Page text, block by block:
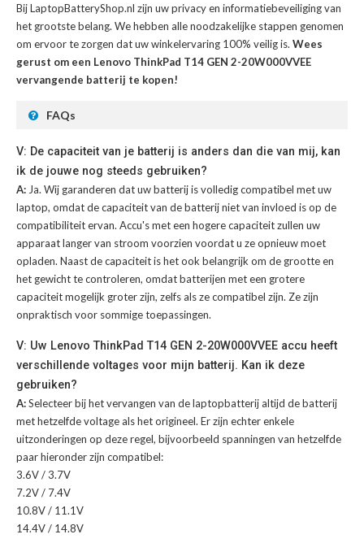
Bij LaptopBatteryShop.nl zijn uw privacy en informatiebeveiliging van
het grootste belang. We hebben alle noodzakelijke stappen genomen
om ervoor te zorgen dat uw winkelervaring 100% veilig is. Wees
gerust om een Lenovo ThinkPad T14 GEN 2-20W000VVEE
vervangende batterij te kopen!
FAQs
V: De capaciteit van je batterij is anders dan die van mij, kan
ik de jouwe nog steeds gebruiken?
A: Ja. Wij garanderen dat uw batterij is volledig compatibel met uw
laptop, omdat de capaciteit van de batterij niet van invloed is op de
compatibiliteit ervan. Accu's met een hogere capaciteit zullen uw
apparaat langer van stroom voorzien voordat u ze opnieuw moet
opladen. Naast de capaciteit is het ook belangrijk om de grootte en
het gewicht te controleren, omdat batterijen met een grotere
capaciteit mogelijk groter zijn, zelfs als ze compatibel zijn. Ze zijn
onpraktisch voor sommige toepassingen.
V: Uw Lenovo ThinkPad T14 GEN 2-20W000VVEE accu heeft
verschillende voltages voor mijn batterij. Kan ik deze
gebruiken?
A:Selecteer bij het vervangen van de laptopbatterij altijd de batterij
met hetzelfde voltage als het origineel. Er zijn echter enkele
uitzonderingen op deze regel, bijvoorbeeld spanningen van hetzelfde
paar hieronder zijn compatibel:
3.6V / 3.7V
7.2V / 7.4V
10.8V / 11.1V
14.4V / 14.8V